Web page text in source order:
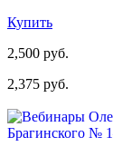
Купить
2,500 руб.
2,375 руб.